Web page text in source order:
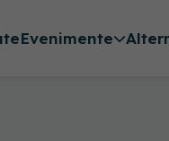
Evenimente